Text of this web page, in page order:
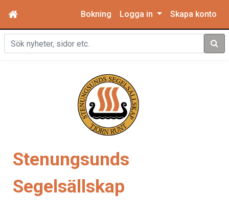
Bokning Logga in Skapa konto
Sök
Stenungsunds
Segelsällskap